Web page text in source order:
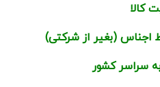
کالا
اجناس (بغیر از شرکتی)
سراسر کشور